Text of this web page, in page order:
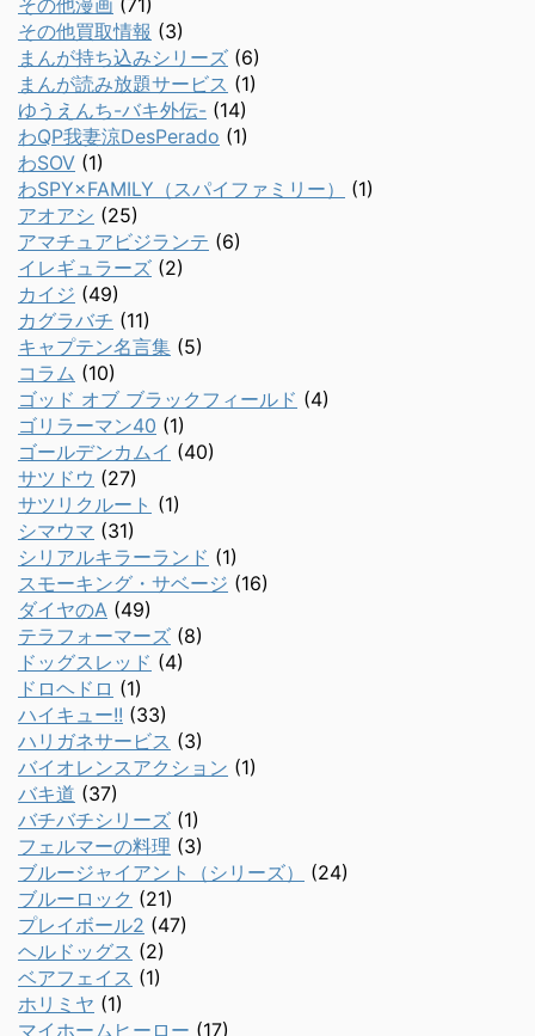
その他漫画 (71)
その他買取情報 (3)
まんが持ち込みシリーズ (6)
まんが読み放題サービス (1)
ゆうえんち-バキ外伝- (14)
わQP我妻涼DesPerado (1)
わSOV (1)
わSPY×FAMILY（スパイファミリー）
(1)
アオアシ (25)
アマチュアビジランテ (6)
イレギュラーズ (2)
カイジ (49)
カグラバチ (11)
キャプテン名言集 (5)
コラム (10)
ゴッド オブ ブラックフィールド (4)
ゴリラーマン40 (1)
ゴールデンカムイ (40)
サツドウ (27)
サツリクルート (1)
シマウマ (31)
シリアルキラーランド (1)
スモーキング・サベージ (16)
ダイヤのA (49)
テラフォーマーズ (8)
ドッグスレッド (4)
ドロヘドロ (1)
ハイキュー!! (33)
ハリガネサービス (3)
バイオレンスアクション (1)
バキ道 (37)
バチバチシリーズ (1)
フェルマーの料理 (3)
ブルージャイアント（シリーズ）
(24)
ブルーロック (21)
プレイボール2 (47)
ヘルドッグス (2)
ベアフェイス (1)
ホリミヤ (1)
マイホームヒーロー (17)